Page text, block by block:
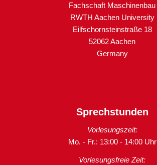
Fachschaft Maschinenbau
RWTH Aachen University
Eilfschornsteinstraße 18
52062 Aachen
Germany
Sprechstunden
Vorlesungszeit:
Mo. - Fr.: 13:00 - 14:00 Uhr
Vorlesungsfreie Zeit: